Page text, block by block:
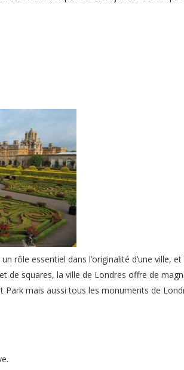
rôle essentiel dans l’originalité d’une ville,
de squares, la ville de Londres offre de
Park mais aussi tous les monuments de